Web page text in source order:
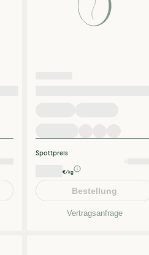
Spottpreis
€/kg
Bestellung
Vertragsanfrage